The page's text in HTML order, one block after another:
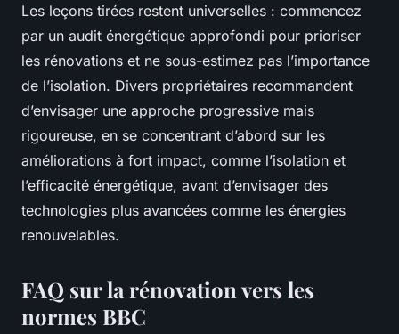
Les leçons tirées restent universelles : commencez
par un audit énergétique approfondi pour prioriser
les rénovations et ne sous-estimez pas l’importance
de l’isolation. Divers propriétaires recommandent
d’envisager une approche progressive mais
rigoureuse, en se concentrant d’abord sur les
améliorations à fort impact, comme l’isolation et
l’efficacité énergétique, avant d’envisager des
technologies plus avancées comme les énergies
renouvelables.
FAQ sur la rénovation vers les
normes BBC